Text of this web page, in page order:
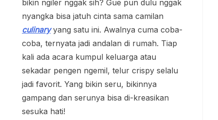
bikin ngiler nggak sih? Gue pun dulu nggak
nyangka bisa jatuh cinta sama camilan
culinaryyang satu ini. Awalnya cuma coba-
coba, ternyata jadi andalan di rumah. Tiap
kali ada acara kumpul keluarga atau
sekadar pengen ngemil, telur crispy selalu
jadi favorit. Yang bikin seru, bikinnya
gampang dan serunya bisa di-kreasikan
sesuka hati!